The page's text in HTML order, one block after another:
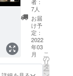
ている天然
石アクセサ
リーのブラ
ンドを設
立。
ショップの
ペシャ
ルサン
クスレ
ター ◆
ＭＡＬ
ＨＥＹ
オリジ
ナルス
テッ
者：
7人
お届
け予
定：
2022
年03
月
こ
の
リ
タ
ー